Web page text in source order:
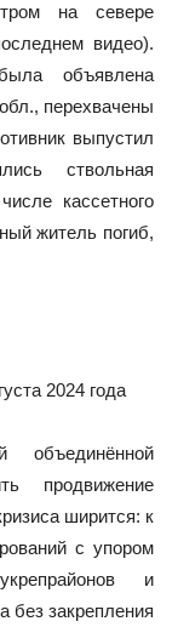
на севере
видео).
объявлена
обл., перехвачены
выпустил
ствольная
кассетного
житель погиб,
2024 года
объединённой
продвижение
ширится: к
с упором
и
без закрепления